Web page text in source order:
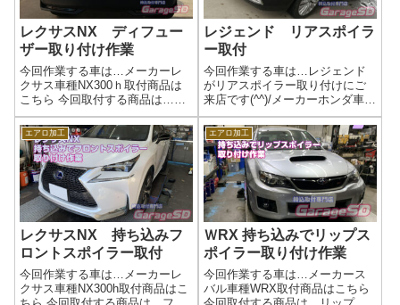
レクサスNX ディフュー
ザー取り付け作業
今回作業する車は…メーカーレ
クサス車種NX300ｈ取付商品は
こちら 今回取付する商品は…リ
アバンパーディフューザー作業
写真作業完了エアロ取り付けも
ご相談ください(^^)/もちろん塗装
も可能ですよ！作業時間(目安)2
時間
レジェンド リアスポイラ
ー取付
今回作業する車は…レジェンド
がリアスポイラー取り付けにご
来店です(^^)/メーカーホンダ車種
レジェンド取付商品はこちら 今
回取付する商品は…リアスポイ
ラー作業写真持ち込みでの対応
もしますよ！直送も可能です(^^)/
あとがきエアロ取り付けもガ...
エアロ加工
レクサスNX 持ち込みフ
ロントスポイラー取付
今回作業する車は…メーカーレ
クサス車種NX300h取付商品はこ
エアロ加工
ＷRX 持ち込みでリップス
ポイラー取り付け作業
今回作業する車は…メーカース
バル車種WRX取付商品はこちら